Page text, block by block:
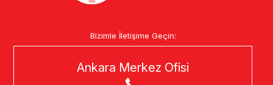
Bizimle İletişime Geçin:
Ankara Merkez Ofisi